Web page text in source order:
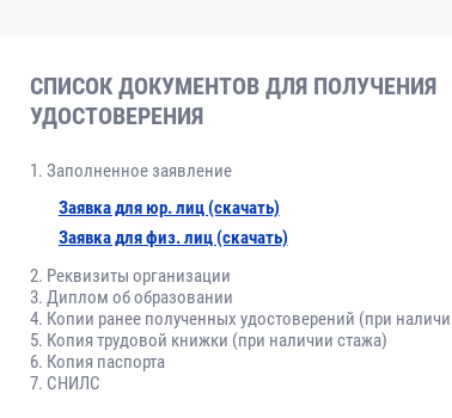
СПИСОК ДОКУМЕНТОВ ДЛЯ ПОЛУЧЕНИЯ
УДОСТОВЕРЕНИЯ
Заполненное заявление
Заявка для юр. лиц (скачать)
Заявка для физ. лиц (скачать)
Реквизиты организации
Диплом об образовании
Копии ранее полученных удостоверений (при
Копия трудовой книжки (при наличии стажа)
Копия паспорта
СНИЛС
деятельности. Система технического
документации
к их содержанию